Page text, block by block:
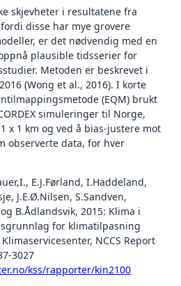
skjevheter i resultatene fra
disse har mye grovere
er det nødvendig med en
plausible tidsserier for
Metoden er beskrevet i
(Wong et al., 2016). I korte
(EQM) brukt
simuleringer til Norge,
x 1 km og ved å bias-justere mot
observerte data, for hver
E.J.Førland, I.Haddeland,
J.E.Ø.Nilsen, S.Sandven,
B.Ådlandsvik, 2015: Klima i
for klimatilpasning
NCCS Report
3027
kss/rapporter/kin2100